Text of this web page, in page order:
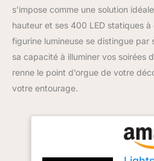
s’impose comme une solution
hauteur et ses 400 LED statiques
figurine lumineuse se distingue par
sa capacité à illuminer vos soirées
renne le point d’orgue de votre
votre entourage.